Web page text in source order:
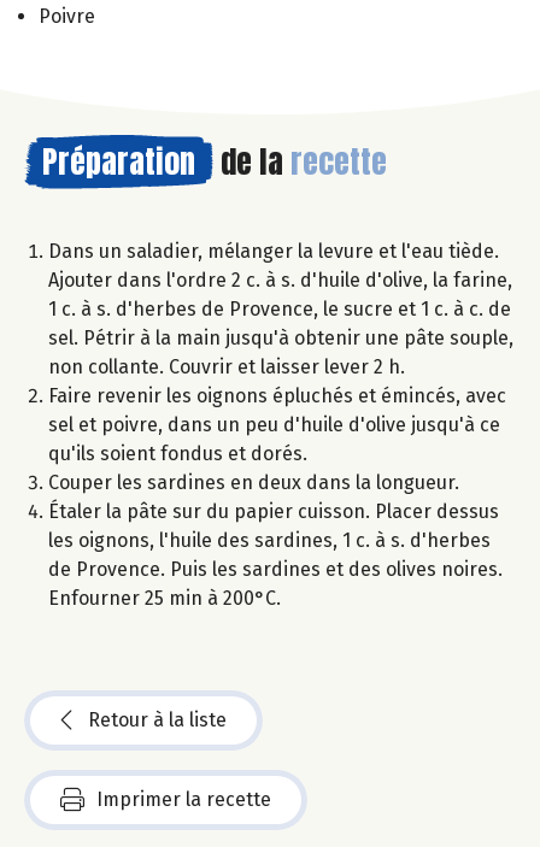
Poivre
Préparation de la recette
Dans un saladier, mélanger la levure et l'eau tiède.
Ajouter dans l'ordre 2 c. à s. d'huile d'olive, la farine,
1 c. à s. d'herbes de Provence, le sucre et 1 c. à c. de
sel. Pétrir à la main jusqu'à obtenir une pâte souple,
non collante. Couvrir et laisser lever 2 h.
Faire revenir les oignons épluchés et émincés, avec
sel et poivre, dans un peu d'huile d'olive jusqu'à ce
qu'ils soient fondus et dorés.
Couper les sardines en deux dans la longueur.
Étaler la pâte sur du papier cuisson. Placer dessus
les oignons, l'huile des sardines, 1 c. à s. d'herbes
de Provence. Puis les sardines et des olives noires.
Enfourner 25 min à 200°C.
Retour à la liste
Imprimer la recette